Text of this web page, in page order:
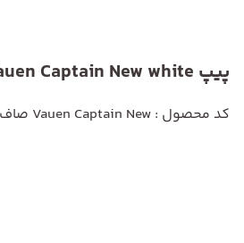
پیپ Vauen Captain New white
کد محصول : Vauen Captain New صاف white